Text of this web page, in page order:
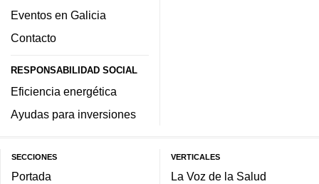
Eventos en Galicia
Contacto
RESPONSABILIDAD SOCIAL
Eficiencia energética
Ayudas para inversiones
SECCIONES
Portada
VERTICALES
La Voz de la Salud